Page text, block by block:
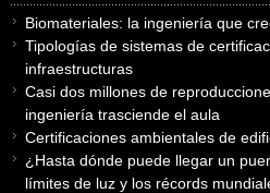
Biomateriales: la ingeniería que
Tipologías de sistemas de
infraestructuras
Casi dos millones de
ingeniería trasciende el aula
Certificaciones ambientales de
¿Hasta dónde puede llegar un
límites de luz y los récords